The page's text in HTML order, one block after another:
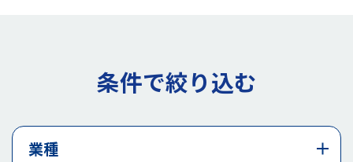
条件で絞り込む
業種